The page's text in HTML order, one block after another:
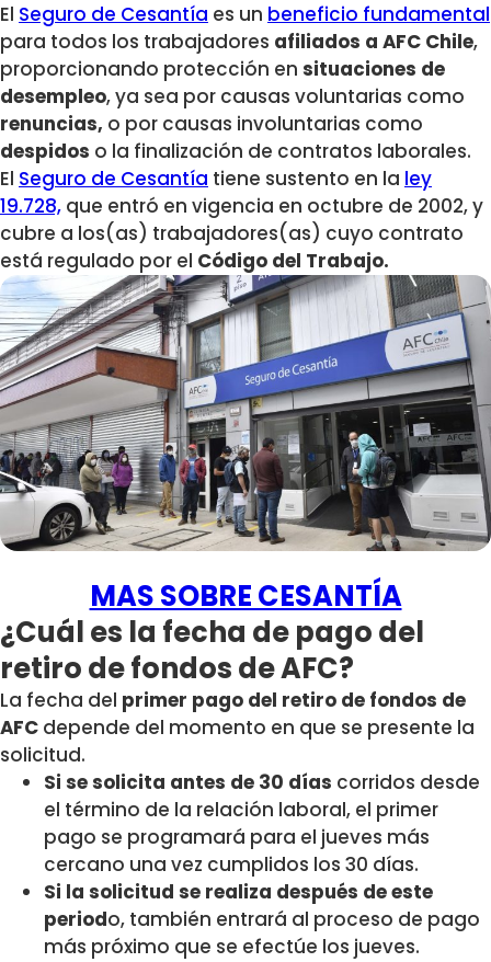
El Seguro de Cesantía es un beneficio fundamental
para todos los trabajadores afiliados a AFC Chile,
proporcionando protección en situaciones de
desempleo, ya sea por causas voluntarias como
renuncias, o por causas involuntarias como
despidos o la finalización de contratos laborales.
El Seguro de Cesantía tiene sustento en la ley
19.728, que entró en vigencia en octubre de 2002, y
cubre a los(as) trabajadores(as) cuyo contrato
está regulado por el Código del Trabajo.
MAS SOBRE CESANTÍA
¿Cuál es la fecha de pago del
retiro de fondos de AFC?
La fecha del primer pago del retiro de fondos de
AFC depende del momento en que se presente la
solicitud.
Si se solicita antes de 30 días corridos desde
el término de la relación laboral, el primer
pago se programará para el jueves más
cercano una vez cumplidos los 30 días.
Si la solicitud se realiza después de este
periodo, también entrará al proceso de pago
más próximo que se efectúe los jueves.